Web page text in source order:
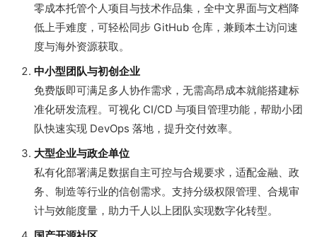
零成本托管个人项目与技术作品集，全中文界面与文档降
低上手难度，可轻松同步 GitHub 仓库，兼顾本土访问速
度与海外资源获取。
中小型团队与初创企业
免费版即可满足多人协作需求，无需高昂成本就能搭建标
准化研发流程。可视化 CI/CD 与项目管理功能，帮助小团
队快速实现 DevOps 落地，提升交付效率。
大型企业与政企单位
私有化部署满足数据自主可控与合规要求，适配金融、政
务、制造等行业的信创需求。支持分级权限管理、合规审
计与效能度量，助力千人以上团队实现数字化转型。